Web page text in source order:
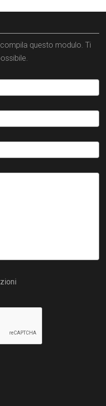
questo modulo. Ti